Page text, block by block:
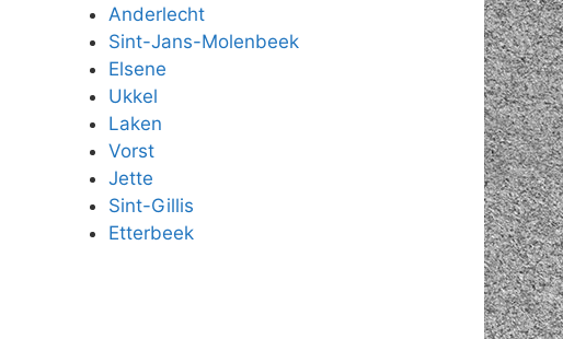
Anderlecht
Sint-Jans-Molenbeek
Elsene
Ukkel
Laken
Vorst
Jette
Sint-Gillis
Etterbeek